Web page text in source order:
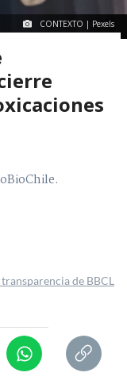
CONTEXTO | Pexels
transparencia de BBCL